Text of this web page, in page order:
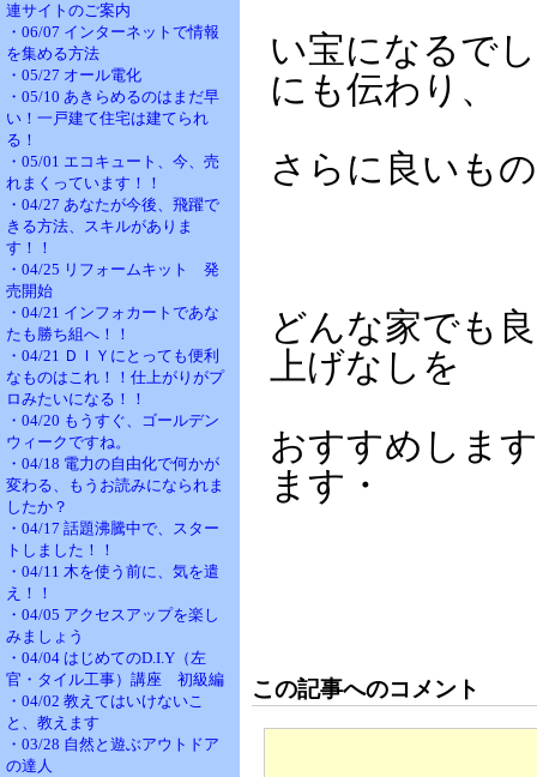
連サイトのご案内
・06/07 インターネットで情報
を集める方法
・05/27 オール電化
・05/10 あきらめるのはまだ早
い！一戸建て住宅は建てられ
る！
・05/01 エコキュート、今、売
れまくっています！！
・04/27 あなたが今後、飛躍で
きる方法、スキルがありま
す！！
・04/25 リフォームキット 発
売開始
・04/21 インフォカートであな
たも勝ち組へ！！
・04/21 ＤＩＹにとっても便利
なものはこれ！！仕上がりがプ
ロみたいになる！！
・04/20 もうすぐ、ゴールデン
ウィークですね。
・04/18 電力の自由化で何かが
変わる、もうお読みになられま
したか？
・04/17 話題沸騰中で、スター
トしました！！
・04/11 木を使う前に、気を遣
え！！
・04/05 アクセスアップを楽し
みましょう
・04/04 はじめてのD.I.Y（左
官・タイル工事）講座 初級編
・04/02 教えてはいけないこ
と、教えます
・03/28 自然と遊ぶアウトドア
の達人
い宝になるで
にも伝わり、
さらに良いも
どんな家でも
上げなしを
おすすめしま
ます・
この記事へのコメント